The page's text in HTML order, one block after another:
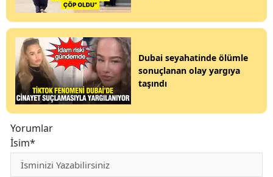
Dubai seyahatinde ölümle
sonuçlanan olay yargıya
taşındı
Yorumlar
İsim*